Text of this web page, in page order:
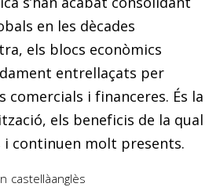
en les dècades
els blocs econòmics
entrellaçats per
comercials i financeres. És la
els beneficis de la qual
i continuen molt presents.
castellàanglès